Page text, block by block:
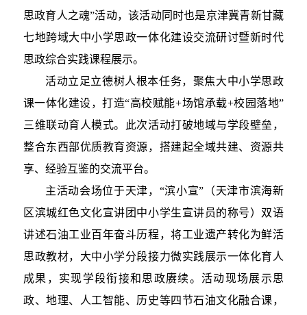
思政育人之魂”活动，该活动同时也是京津冀青新甘藏
七地跨域大中小学思政一体化建设交流研讨暨新时代
思政综合实践课程展示。
活动立足立德树人根本任务，聚焦大中小学思政
课一体化建设，打造“高校赋能+场馆承载+校园落地”
三维联动育人模式。此次活动打破地域与学段壁垒，
整合东西部优质教育资源，搭建起全域共建、资源共
享、经验互鉴的交流平台。
主活动会场位于天津，“滨小宣”（天津市滨海新
区滨城红色文化宣讲团中小学生宣讲员的称号）双语
讲述石油工业百年奋斗历程，将工业遗产转化为鲜活
思政教材，大中小学分段接力微实践展示一体化育人
成果，实现学段衔接和思政赓续。活动现场展示思
政、地理、人工智能、历史等四节石油文化融合课，